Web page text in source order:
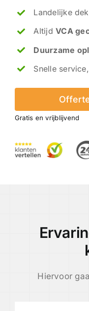
Landelijke
AltijdVCA
Duurzame
Snelle
Gratis en vrijblijvend
Hiervoor